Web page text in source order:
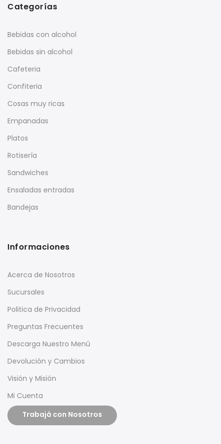
Categorías
Bebidas con alcohol
Bebidas sin alcohol
Cafeteria
Confiteria
Cosas muy ricas
Empanadas
Platos
Rotisería
Sandwiches
Ensaladas entradas
Bandejas
Informaciones
Acerca de Nosotros
Sucursales
Politica de Privacidad
Preguntas Frecuentes
Descarga Nuestro Menú
Devolución y Cambios
Visión y Misión
Mi Cuenta
Trabajá con Nosotros